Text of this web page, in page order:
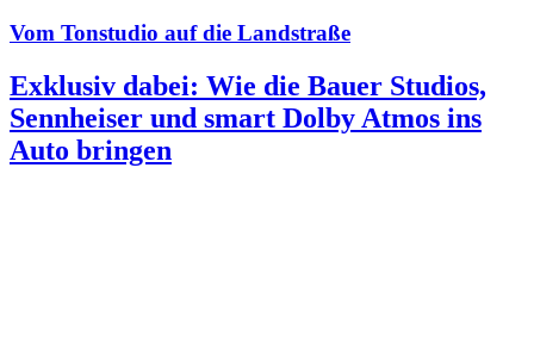
Vom Tonstudio auf die Landstraße
Exklusiv dabei: Wie die Bauer Studios,
Sennheiser und smart Dolby Atmos ins
Auto bringen